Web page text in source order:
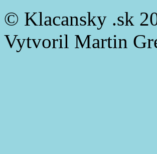
© Klacansky .sk
Vytvoril Martin